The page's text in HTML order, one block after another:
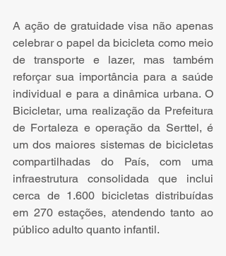
A ação de gratuidade visa não apenas
celebrar o papel da bicicleta como meio
de transporte e lazer, mas também
reforçar sua importância para a saúde
individual e para a dinâmica urbana. O
Bicicletar, uma realização da Prefeitura
de Fortaleza e operação da Serttel, é
um dos maiores sistemas de bicicletas
compartilhadas do País, com uma
infraestrutura consolidada que inclui
cerca de 1.600 bicicletas distribuídas
em 270 estações, atendendo tanto ao
público adulto quanto infantil.